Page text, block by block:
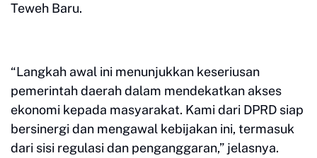
Teweh Baru.
“Langkah awal ini menunjukkan keseriusan
pemerintah daerah dalam mendekatkan akses
ekonomi kepada masyarakat. Kami dari DPRD siap
bersinergi dan mengawal kebijakan ini, termasuk
dari sisi regulasi dan penganggaran,” jelasnya.